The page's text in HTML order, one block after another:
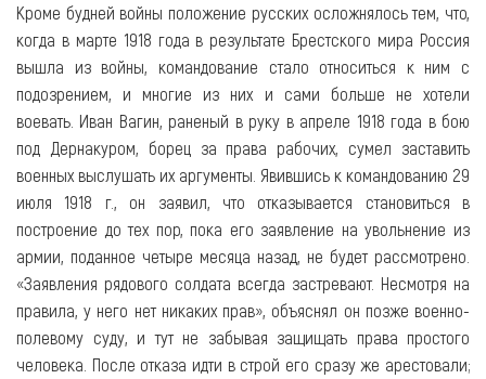
Кроме будней войны положение русских осложнялось тем, что,
когда в марте 1918 года в результате Брестского мира Россия
вышла из войны, командование стало относиться к ним с
подозрением, и многие из них и сами больше не хотели
воевать. Иван Вагин, раненый в руку в апреле 1918 года в бою
под Дернакуром, борец за права рабочих, сумел заставить
военных выслушать их аргументы. Явившись к командованию 29
июля 1918 г., он заявил, что отказывается становиться в
построение до тех пор, пока его заявление на увольнение из
армии, поданное четыре месяца назад, не будет рассмотрено.
«Заявления рядового солдата всегда застревают. Несмотря на
правила, у него нет никаких прав», объяснял он позже военно-
полевому суду, и тут не забывая защищать права простого
человека. После отказа идти в строй его сразу же арестовали;